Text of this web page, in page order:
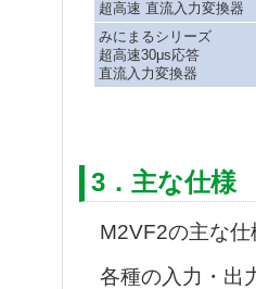
超高速 直流入力変換器
みにまるシリーズ
超高速30μs応答
直流入力変換器
3．主な仕様
M2VF2の主な仕
各種の入力・出